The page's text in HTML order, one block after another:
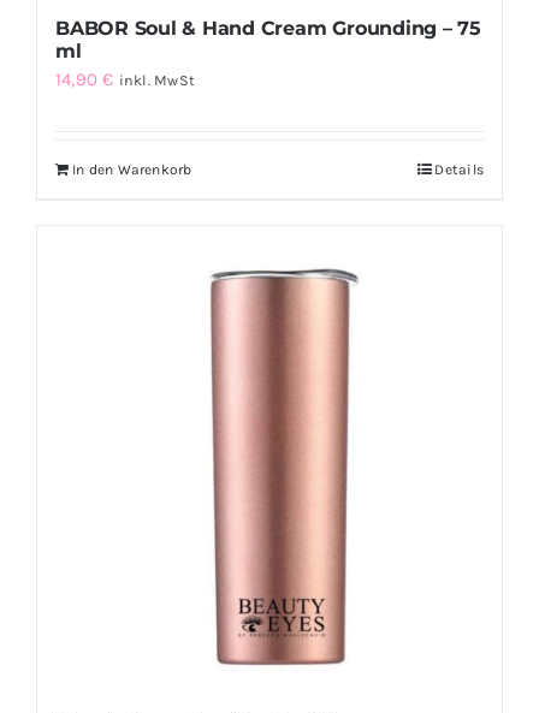
BABOR Soul & Hand Cream Grounding – 75
ml
14,90€ inkl. MwSt
In den Warenkorb Details